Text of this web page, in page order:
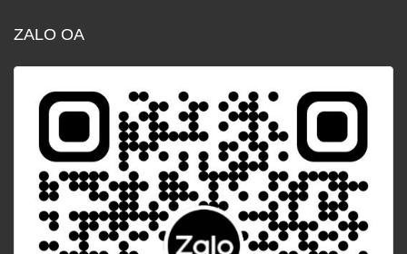
ZALO OA